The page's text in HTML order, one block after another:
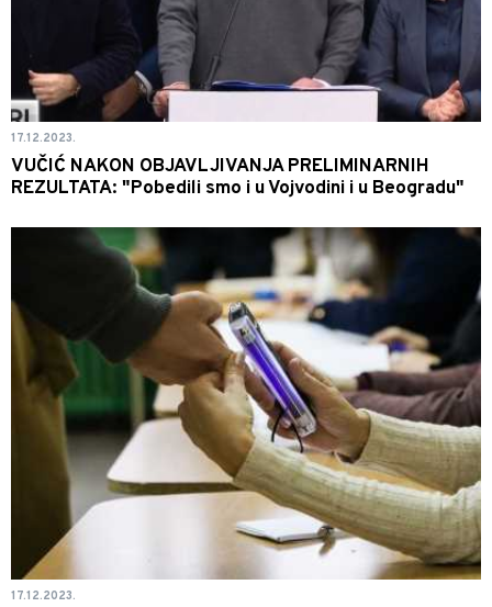
17.12.2023.
VUČIĆ NAKON OBJAVLJIVANJA PRELIMINARNIH
REZULTATA: "Pobedili smo i u Vojvodini i u Beogradu"
17.12.2023.